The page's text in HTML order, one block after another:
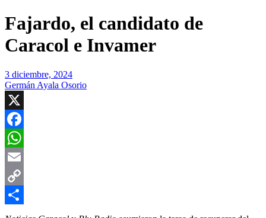
Fajardo, el candidato de
Caracol e Invamer
3 diciembre, 2024
Germán Ayala Osorio
X
Facebook
WhatsApp
Email
Copy
Link
Compartir